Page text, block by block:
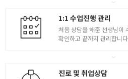
1:1 수업진행 관리
처음 상담을 해준 선생님이
확인하고 끝까지 관리합니
진로 및 취업상담